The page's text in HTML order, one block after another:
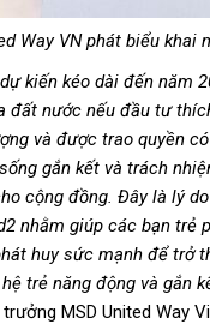
Way VN phát biểu khai
kiến kéo dài đến năm
đất nước nếu đầu tư
và được trao quyền
gắn kết và trách
cộng đồng. Đâylà lý do
2 nhằm giúp các bạn trẻ
huy sức mạnh đểtrở
trẻ năng động và gắn
MSD United Way